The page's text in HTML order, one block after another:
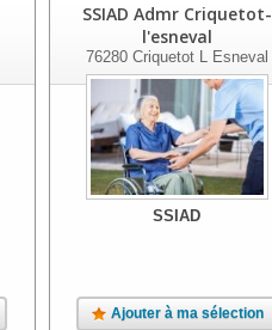
SSIAD Admr Criquetot-
l'esneval
76280Criquetot L Esneval
SSIAD
Ajouter à ma sélection